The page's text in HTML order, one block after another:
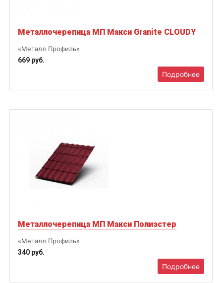
Металлочерепица МП Макси Granite CLOUDY
«Металл Профиль»
669 руб.
Подробнее
Металлочерепица МП Макси Полиэстер
«Металл Профиль»
340 руб.
Подробнее